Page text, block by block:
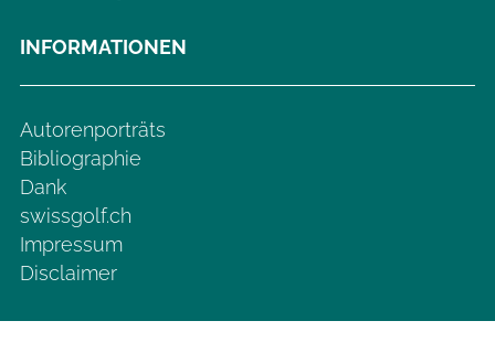
INFORMATIONEN
Autorenporträts
Bibliographie
Dank
swissgolf.ch
Impressum
Disclaimer